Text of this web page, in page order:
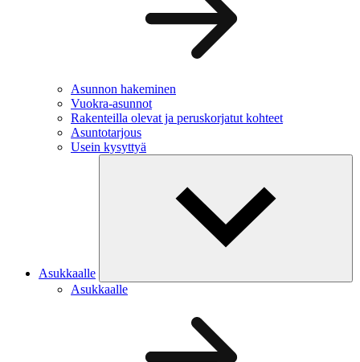
Asunnon hakeminen
Vuokra-asunnot
Rakenteilla olevat ja peruskorjatut kohteet
Asuntotarjous
Usein kysyttyä
Asukkaalle
Asukkaalle